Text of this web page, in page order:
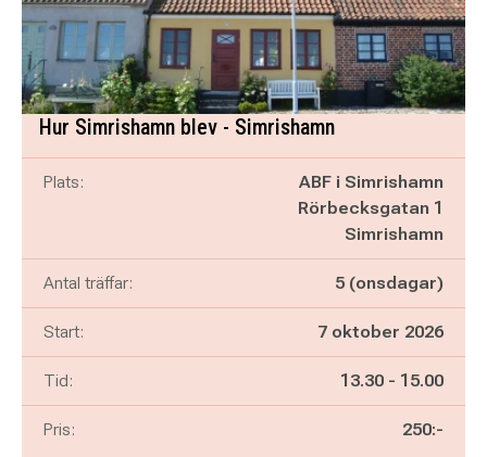
Hur Simrishamn blev - Simrishamn
Plats:
ABF i Simrishamn
Rörbecksgatan 1
Simrishamn
Antal träffar: 5 (onsdagar)
Start: 7 oktober 2026
Tid: Pågår mellan
13.30 - och
15.00
Pris: 250:-